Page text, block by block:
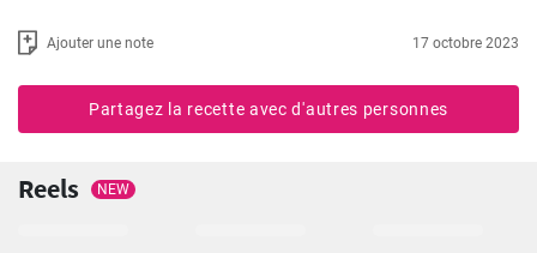
Ajouter une note 17 octobre 2023
Partagez la recette avec d'autres personnes
Reels NEW